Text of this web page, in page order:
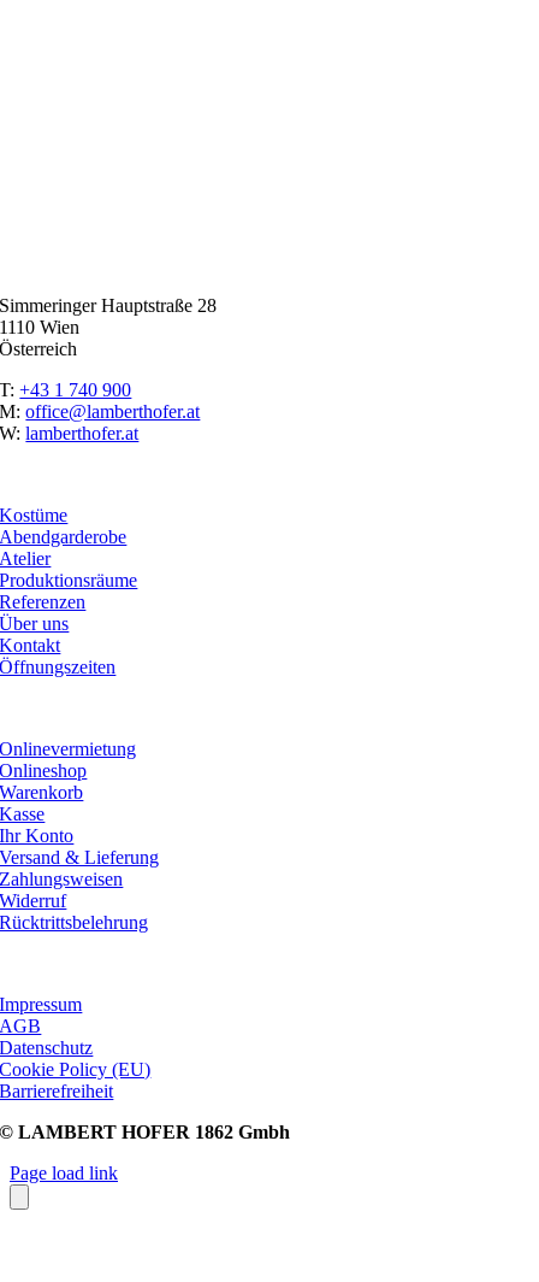
Simmeringer Hauptstraße 28
1110 Wien
Österreich
T:+43 1 740 900
M:office@lamberthofer.at
W:lamberthofer.at
Kostüme
Abendgarderobe
Atelier
Produktionsräume
Referenzen
Über uns
Kontakt
Öffnungszeiten
Onlinevermietung
Onlineshop
Warenkorb
Kasse
Ihr Konto
Versand & Lieferung
Zahlungsweisen
Widerruf
Rücktrittsbelehrung
Impressum
AGB
Datenschutz
Cookie Policy (EU)
Barrierefreiheit
© LAMBERT HOFER 1862 Gmbh
Page load link